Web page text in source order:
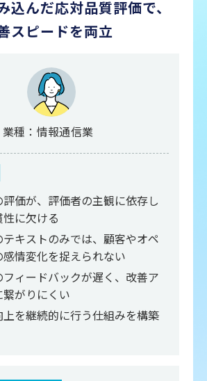
込んだ応対品質評価で、
スピードを両立
業種：情報通信業
価が、評価者の主観に依存し
に欠ける
キストのみでは、顧客やオペ
感情変化を捉えられない
ィードバックが遅く、改善ア
がりにくい
を継続的に行う仕組みを構築